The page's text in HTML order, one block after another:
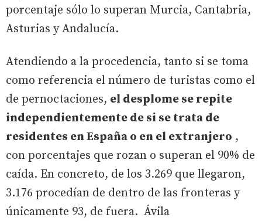
porcentaje sólo lo superan Murcia, Cantabria,
Asturias y Andalucía.
Atendiendo a la procedencia, tanto si se toma
como referencia el número de turistas como el
de pernoctaciones, el desplome se repite
independientemente de si se trata de
residentes en España o en el extranjero ,
con porcentajes que rozan o superan el 90% de
caída. En concreto, de los 3.269 que llegaron,
3.176 procedían de dentro de las fronteras y
únicamente 93, de fuera. Ávila